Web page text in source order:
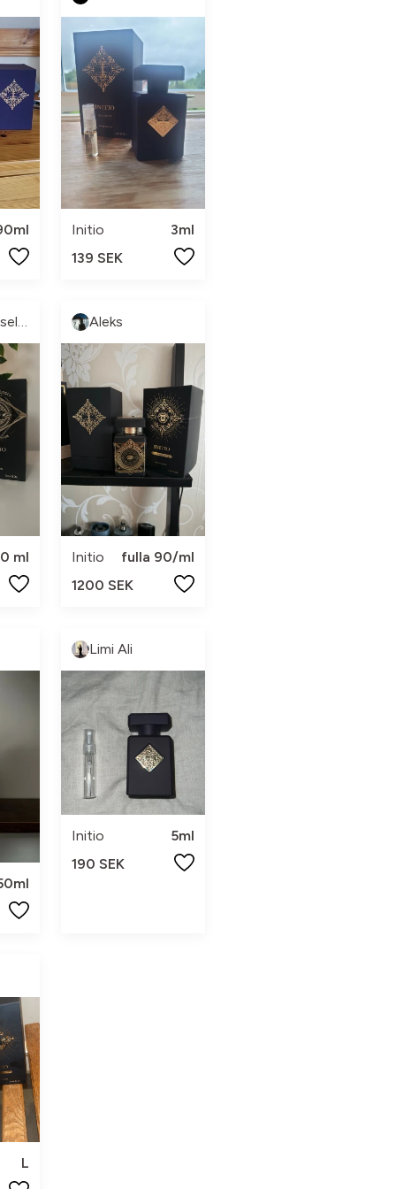
Initio
3ml
139 SEK
Gustav Hasselblad Johannesson
ml
Aleks
Initio
fulla 90/ml
1200 SEK
Limi Ali
Initio
5ml
190 SEK
L